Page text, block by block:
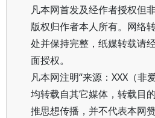
凡本网首发及经作者授权但
版权归作者本人所有。网络
处并保持完整，纸媒转载请
面授权。
凡本网注明“来源：XXX（非
均转载自其它媒体，转载目
推思想传播，并不代表本网